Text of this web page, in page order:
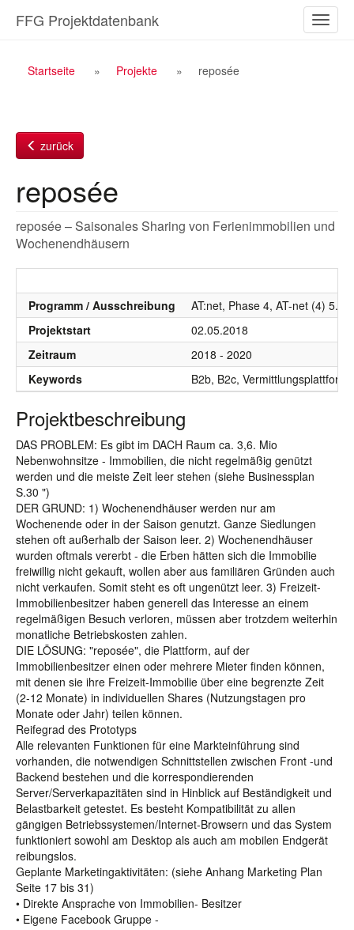
Inhalt
ein-/
FFG Projektdatenbank
Breadcrumb
Startseite Projekte reposée
zurück
reposée
reposée – Saisonales Sharing von Ferienimmobilien und
Wochenendhäusern
Programm / Ausschreibung
AT:net, Phase 4, AT-net (4) 5.
Projektstart
02.05.2018
Zeitraum
2018 - 2020
Keywords
B2b, B2c,
Projektbeschreibung
DAS PROBLEM: Es gibt im DACH Raum ca. 3,6. Mio
Nebenwohnsitze - Immobilien, die nicht regelmäßig genützt
werden und die meiste Zeit leer stehen (siehe Businessplan
S.30 ")
DER GRUND: 1) Wochenendhäuser werden nur am
Wochenende oder in der Saison genutzt. Ganze Siedlungen
stehen oft außerhalb der Saison leer. 2) Wochenendhäuser
wurden oftmals vererbt - die Erben hätten sich die Immobilie
freiwillig nicht gekauft, wollen aber aus familiären Gründen auch
nicht verkaufen. Somit steht es oft ungenützt leer. 3) Freizeit-
Immobilienbesitzer haben generell das Interesse an einem
regelmäßigen Besuch verloren, müssen aber trotzdem weiterhin
monatliche Betriebskosten zahlen.
DIE LÖSUNG: "reposée", die Plattform, auf der
Immobilienbesitzer einen oder mehrere Mieter finden können,
mit denen sie ihre Freizeit-Immobilie über eine begrenzte Zeit
(2-12 Monate) in individuellen Shares (Nutzungstagen pro
Monate oder Jahr) teilen können.
Reifegrad des Prototyps
Alle relevanten Funktionen für eine Markteinführung sind
vorhanden, die notwendigen Schnittstellen zwischen Front -und
Backend bestehen und die korrespondierenden
Server/Serverkapazitäten sind in Hinblick auf Beständigkeit und
Belastbarkeit getestet. Es besteht Kompatibilität zu allen
gängigen Betriebssystemen/Internet-Browsern und das System
funktioniert sowohl am Desktop als auch am mobilen Endgerät
reibungslos.
Geplante Marketingaktivitäten: (siehe Anhang Marketing Plan
Seite 17 bis 31)
• Direkte Ansprache von Immobilien- Besitzer
• Eigene Facebook Gruppe -